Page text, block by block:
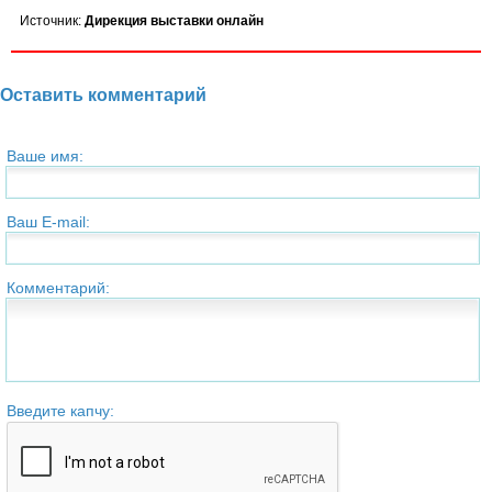
Источник: Дирекция выставки онлайн
Оставить комментарий
Ваше имя:
Ваш E-mail:
Комментарий:
Введите капчу: